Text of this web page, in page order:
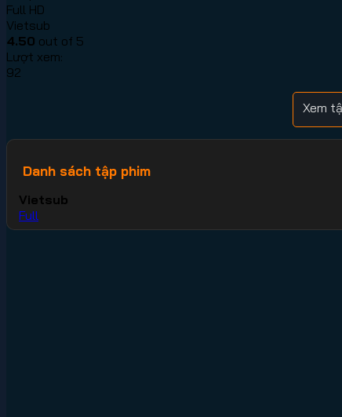
Full HD
Vietsub
4.50 out of 5
Lượt xem:
92
Xem
Danh sách tập phim
Vietsub
Full